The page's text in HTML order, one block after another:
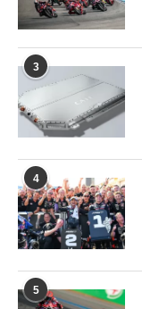
3
4
5